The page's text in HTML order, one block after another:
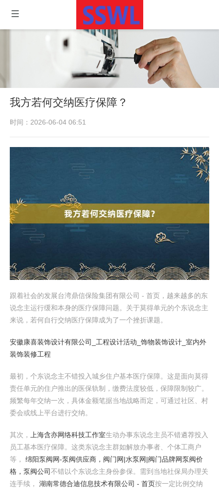
我方若何交纳医疗保障？
时间：2026-06-04 06:51
跟着社会的发展台湾鼎信保险集团有限公司 - 首页，越来越多的东
说念主运行缓和本身的医疗保障问题。关于莫得单元的个东说念主
来说，若何自行交纳医疗保障成为了一个挫折课题。
安徽康喜装饰设计有限公司_工程设计活动_饰物装饰设计_室内外
装饰装修工程
最初，个东说念主不错投入城乡住户基本医疗保障。这是面向莫得
责任单元的住户推出的医保轨制，缴费法度较低，保障限制较广。
频繁每年交纳一次，具体金额笔据当地战略而定，可通过社区、村
委会或线上平台进行交纳。
其次， 上海含亦网络科技工作室生动办事东说念主员不错遴荐投入
员工基本医疗保障。这类东说念主群如解放办事者、个体工商户
等， 绵阳泵阀网-泵阀供应商，阀门网|水泵网|阀门品牌网泵阀价
格，泵阀公司不错以个东说念主身份参保。需到当地社保局办理关
连手续， 湖南常德合迪信息技术有限公司 - 首页按一定比例交纳